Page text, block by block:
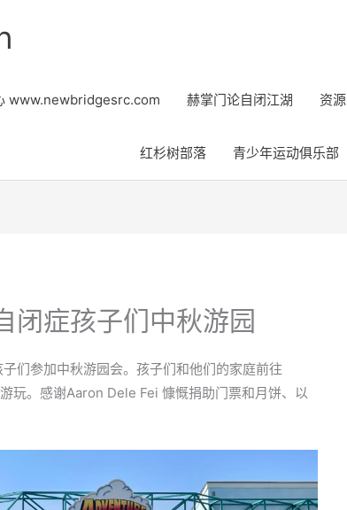
www.newbridgesrc.com 赫掌门论自闭江湖 资源
红杉树部落 青少年运动俱乐部
闭症孩子们中秋游园
们参加中秋游园会。孩子们和他们的家庭前往
。感谢Aaron Dele Fei 慷慨捐助门票和月饼、以